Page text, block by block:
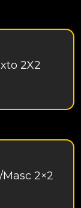
2X2
2×2